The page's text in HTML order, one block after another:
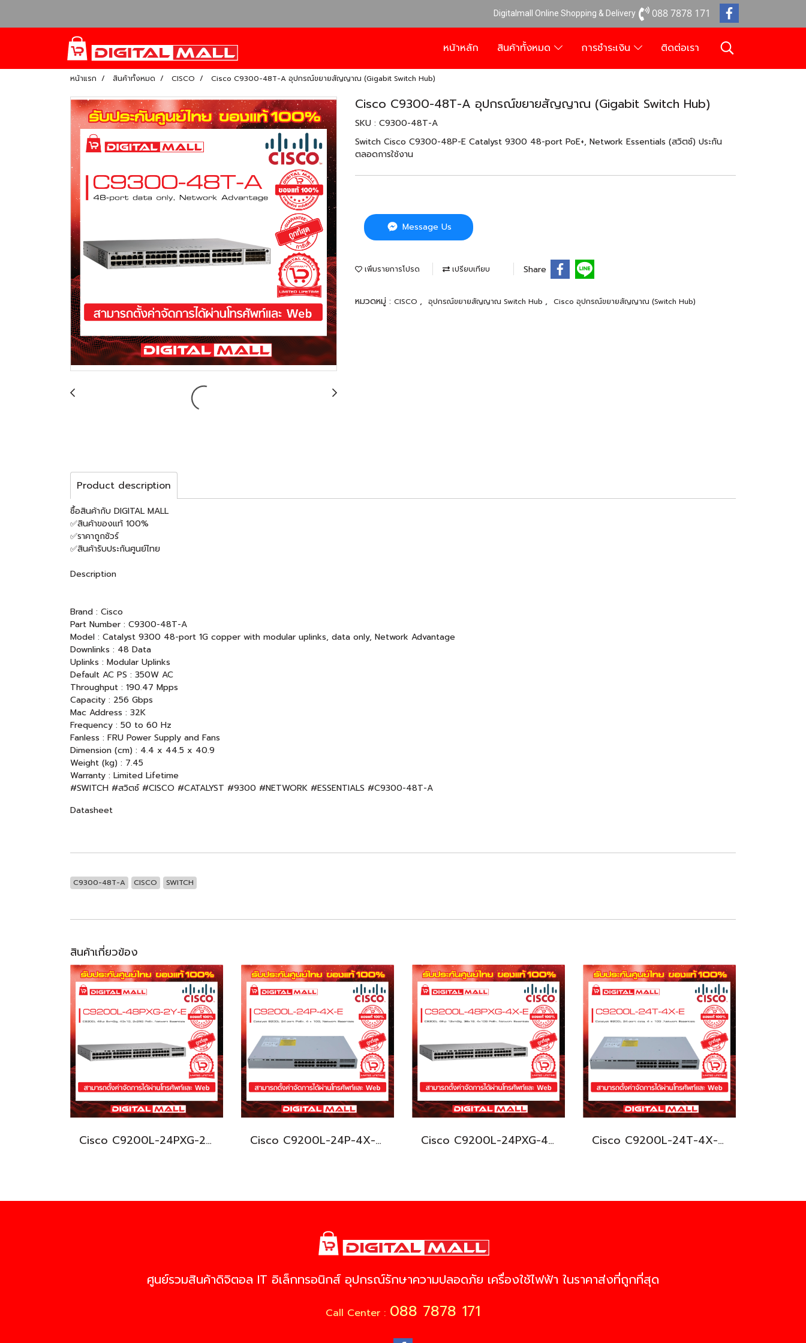
Digitalmall Online Shopping & Delivery 088 7878 171
หน้าหลัก สินค้าทั้งหมด การชำระเงิน ติดต่อเรา
หน้าแรก สินค้าทั้งหมด CISCO Cisco C9300-48T-A อุปกรณ์ขยายสัญญาณ (Gigabit Switch Hub)
Cisco C9300-48T-A อุปกรณ์ขยายสัญญาณ (Gigabit Switch Hub)
SKU : C9300-48T-A
Switch Cisco C9300-48P-E Catalyst 9300 48-port PoE+, Network Essentials (สวิตช์) ประกัน
ตลอดการใช้งาน
Message Us
เพิ่มรายการโปรด เปรียบเทียบ Share
หมวดหมู่ : CISCO , อุปกรณ์ขยายสัญญาณ Switch Hub , Cisco อุปกรณ์ขยายสัญญาณ (Switch Hub)
Product description
ซื้อสินค้ากับ DIGITAL MALL
✅สินค้าของแท้ 100%
✅ราคาถูกชัวร์
✅สินค้ารับประกันศูนย์ไทย
Description
Brand : Cisco
Part Number : C9300-48T-A
Model : Catalyst 9300 48-port 1G copper with modular uplinks, data only, Network Advantage
Downlinks : 48 Data
Uplinks : Modular Uplinks
Default AC PS : 350W AC
Throughput : 190.47 Mpps
Capacity : 256 Gbps
Mac Address : 32K
Frequency : 50 to 60 Hz
Fanless : FRU Power Supply and Fans
Dimension (cm) : 4.4 x 44.5 x 40.9
Weight (kg) : 7.45
Warranty : Limited Lifetime
#SWITCH #สวิตซ์ #CISCO #CATALYST #9300 #NETWORK #ESSENTIALS #C9300-48T-A
Datasheet
C9300-48T-A CISCO SWITCH
สินค้าเกี่ยวข้อง
Cisco C9200L-24PXG-2Y-E อุปกรณ์ขยายสัญญาณ (Gigabit Switch Hub) Cisco C9200L-24P-4X-E อุปกรณ์ขยายสัญญาณ (Gigabit Switch Hub) Cisco C9200L-24PXG-4X-E อุปกรณ์ขยายสัญญาณ (Gigabit Switch Hub) Cisco C9200L-24T-4X-E อุปกรณ์ขยายสัญญาณ (Gigabit Switch Hub)
ศูนย์รวมสินค้าดิจิตอล IT อิเล็กทรอนิกส์ อุปกรณ์รักษาความปลอดภัย เครื่องใช้ไฟฟ้า ในราคาส่งที่ถูกที่สุด
Call Center : 088 7878 171